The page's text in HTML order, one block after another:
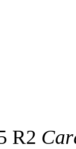
R2